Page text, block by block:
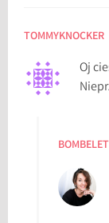
TOMMYKNOCKER
Oj